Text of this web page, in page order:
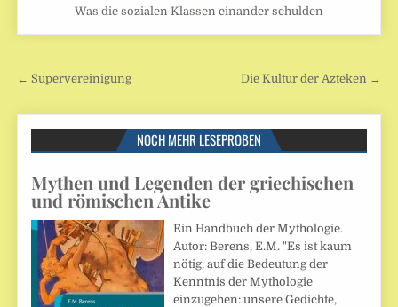
Was die sozialen Klassen einander schulden
Beitragsnavigation
← Supervereinigung Die Kultur der Azteken →
NOCH MEHR LESEPROBEN
Mythen und Legenden der griechischen
und römischen Antike
Ein Handbuch der Mythologie.
Autor: Berens, E.M. "Es ist kaum
nötig, auf die Bedeutung der
Kenntnis der Mythologie
einzugehen: unsere Gedichte,